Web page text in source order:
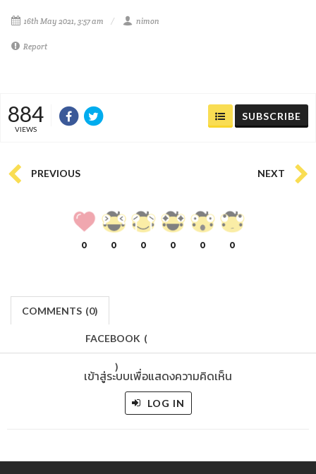
16th May 2021, 3:57 am nimon
Report
884
VIEWS
SUBSCRIBE
PREVIOUS NEXT
0 0 0 0 0 0
COMMENTS (0)
FACEBOOK (
)
เข้าสู่ระบบเพื่อแสดงความคิดเห็น
LOG IN